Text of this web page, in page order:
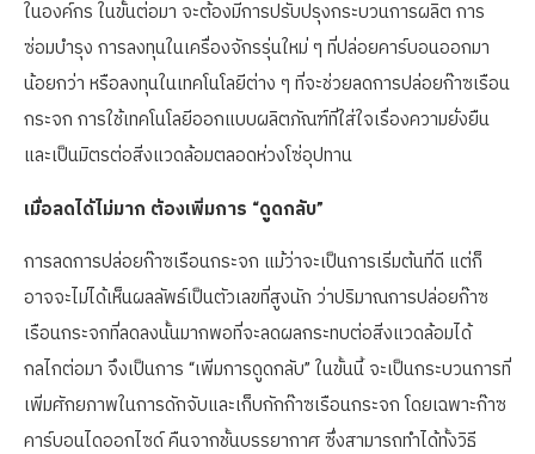
ในองค์กร ในขั้นต่อมา จะต้องมีการปรับปรุงกระบวนการผลิต การ
ซ่อมบำรุง การลงทุนในเครื่องจักรรุ่นใหม่ ๆ ที่ปล่อยคาร์บอนออกมา
น้อยกว่า หรือลงทุนในเทคโนโลยีต่าง ๆ ที่จะช่วยลดการปล่อยก๊าซเรือน
กระจก การใช้เทคโนโลยีออกแบบผลิตภัณฑ์ที่ใส่ใจเรื่องความยั่งยืน
และเป็นมิตรต่อสิ่งแวดล้อมตลอดห่วงโซ่อุปทาน
เมื่อลดได้ไม่มาก ต้องเพิ่มการ “ดูดกลับ”
การลดการปล่อยก๊าซเรือนกระจก แม้ว่าจะเป็นการเริ่มต้นที่ดี แต่ก็
อาจจะไม่ได้เห็นผลลัพธ์เป็นตัวเลขที่สูงนัก ว่าปริมาณการปล่อยก๊าซ
เรือนกระจกที่ลดลงนั้นมากพอที่จะลดผลกระทบต่อสิ่งแวดล้อมได้
กลไกต่อมา จึงเป็นการ “เพิ่มการดูดกลับ” ในขั้นนี้ จะเป็นกระบวนการที่
เพิ่มศักยภาพในการดักจับและเก็บกักก๊าซเรือนกระจก โดยเฉพาะก๊าซ
คาร์บอนไดออกไซด์ คืนจากชั้นบรรยากาศ ซึ่งสามารถทำได้ทั้งวิธี